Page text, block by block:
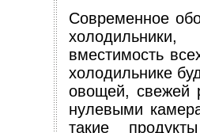
Современное
вместимость
холодильнике
овощей, свежей
нулевыми
такие